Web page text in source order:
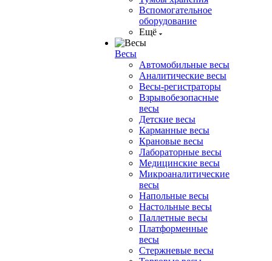
Вспомогательное
оборудование
Ещё
Весы
Автомобильные весы
Аналитические весы
Весы-регистраторы
Взрывобезопасные
весы
Детские весы
Карманные весы
Крановые весы
Лабораторные весы
Медицинские весы
Микроаналитические
весы
Напольные весы
Настольные весы
Паллетные весы
Платформенные
весы
Стержневые весы